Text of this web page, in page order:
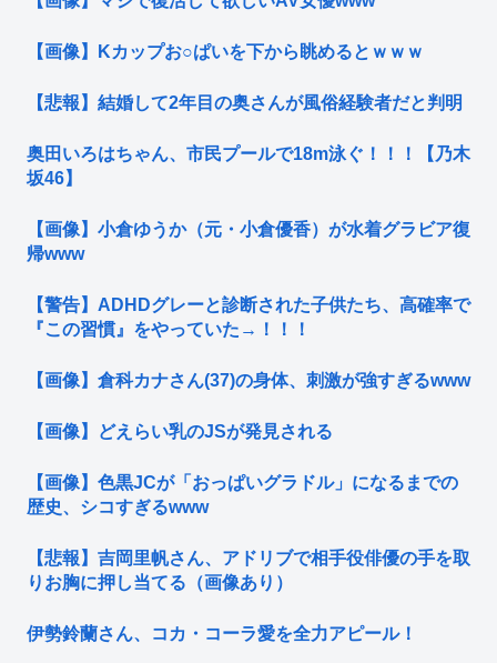
【画像】Kカップお○ぱいを下から眺めるとｗｗｗ
【悲報】結婚して2年目の奥さんが風俗経験者だと判明
奥田いろはちゃん、市民プールで18m泳ぐ！！！【乃木
坂46】
【画像】小倉ゆうか（元・小倉優香）が水着グラビア復
帰www
【警告】ADHDグレーと診断された子供たち、高確率で
『この習慣』をやっていた→！！！
【画像】倉科カナさん(37)の身体、刺激が強すぎるwww
【画像】どえらい乳のJSが発見される
【画像】色黒JCが「おっぱいグラドル」になるまでの
歴史、シコすぎるwww
【悲報】吉岡里帆さん、アドリブで相手役俳優の手を取
りお胸に押し当てる（画像あり）
伊勢鈴蘭さん、コカ・コーラ愛を全力アピール！